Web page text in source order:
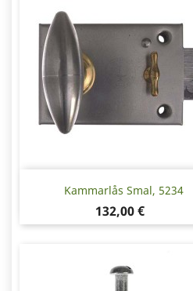
Kammarlås Smal, 5234
Pris
132,00 €